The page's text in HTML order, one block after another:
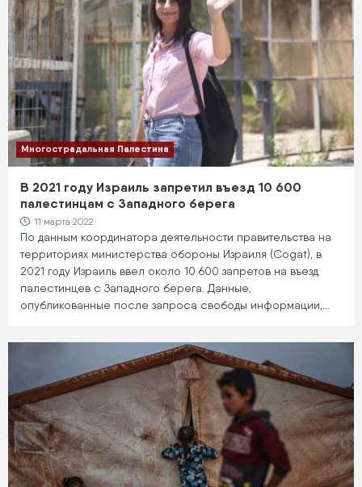
Многострадальная Палестина
В 2021 году Израиль запретил въезд 10 600
палестинцам с Западного берега
11 марта 2022
По данным координатора деятельности правительства на
территориях министерства обороны Израиля (Cogat), в
2021 году Израиль ввел около 10 600 запретов на въезд
палестинцев с Западного берега. Данные,
опубликованные после запроса свободы информации,…